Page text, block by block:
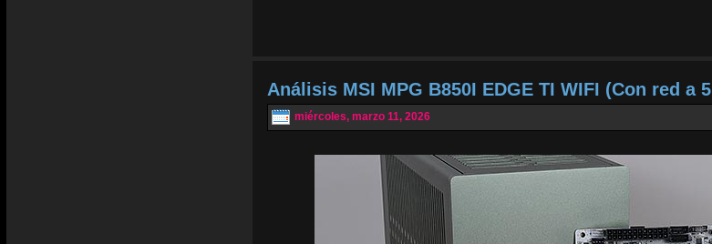
Análisis MSI MPG B850I EDGE TI WIFI (Con red a
miércoles, marzo 11, 2026